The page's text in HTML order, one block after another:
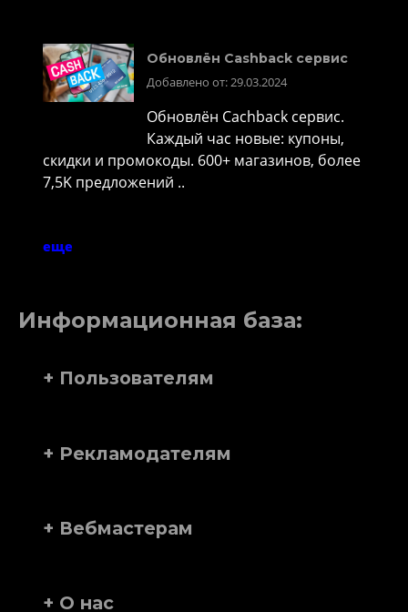
Обновлён Cashback сервис
Добавлено от: 29.03.2024
Обновлён Cachback сервис.
Каждый час новые: купоны,
скидки и промокоды. 600+ магазинов, более
7,5K предложений ..
еще
Информационная база:
+ Пользователям
+ Рекламодателям
+ Вебмастерам
+ О нас